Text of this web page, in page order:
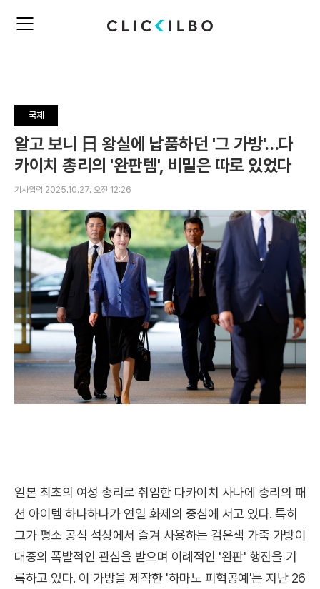
주
뉴
펼
치
기
국제
알고 보니 日 왕실에 납품하던 '그 가방'…다
카이치 총리의 '완판템', 비밀은 따로 있었다
기사입력 2025.10.27. 오전 12:26
일본 최초의 여성 총리로 취임한 다카이치 사나에 총리의 패
션 아이템 하나하나가 연일 화제의 중심에 서고 있다. 특히
그가 평소 공식 석상에서 즐겨 사용하는 검은색 가죽 가방이
대중의 폭발적인 관심을 받으며 이례적인 '완판' 행진을 기
록하고 있다. 이 가방을 제작한 '하마노 피혁공예'는 지난 26